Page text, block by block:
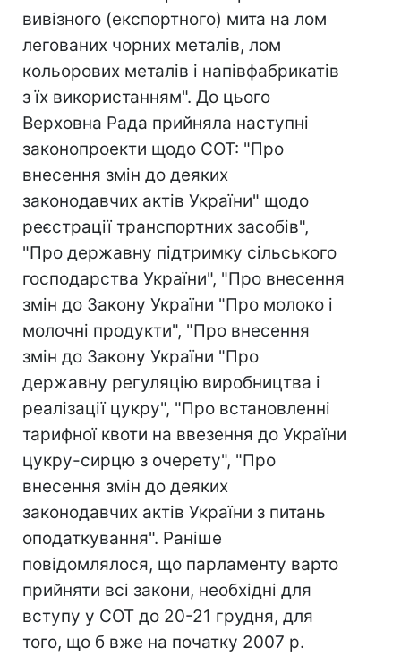
вивізного (експортного) мита на лом
легованих чорних металів, лом
кольорових металів і напівфабрикатів
з їх використанням". До цього
Верховна Рада прийняла наступні
законопроекти щодо СОТ: "Про
внесення змін до деяких
законодавчих актів України" щодо
реєстрації транспортних засобів",
"Про державну підтримку сільського
господарства України", "Про внесення
змін до Закону України "Про молоко і
молочні продукти", "Про внесення
змін до Закону України "Про
державну регуляцію виробництва і
реалізації цукру", "Про встановленні
тарифної квоти на ввезення до України
цукру-сирцю з очерету", "Про
внесення змін до деяких
законодавчих актів України з питань
оподаткування". Раніше
повідомлялося, що парламенту варто
прийняти всі закони, необхідні для
вступу у СОТ до 20-21 грудня, для
того, що б вже на початку 2007 р.